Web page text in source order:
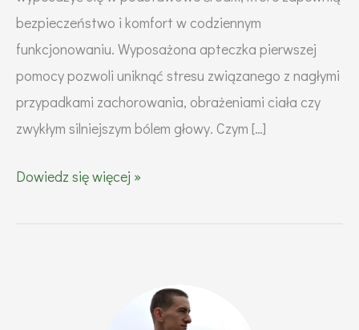
bezpieczeństwo i komfort w codziennym
funkcjonowaniu. Wyposażona apteczka pierwszej
pomocy pozwoli uniknąć stresu związanego z nagłymi
przypadkami zachorowania, obrażeniami ciała czy
zwykłym silniejszym bólem głowy. Czym […]
Co
zawierać
Dowiedz się więcej »